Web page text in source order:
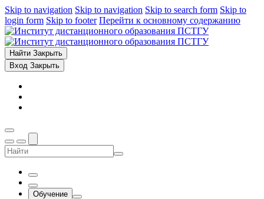
Skip to navigation Skip to navigation Skip to search form Skip to
login form Skip to footer Перейти к основному содержанию
Найти Закрыть
Вход Закрыть
Обучение